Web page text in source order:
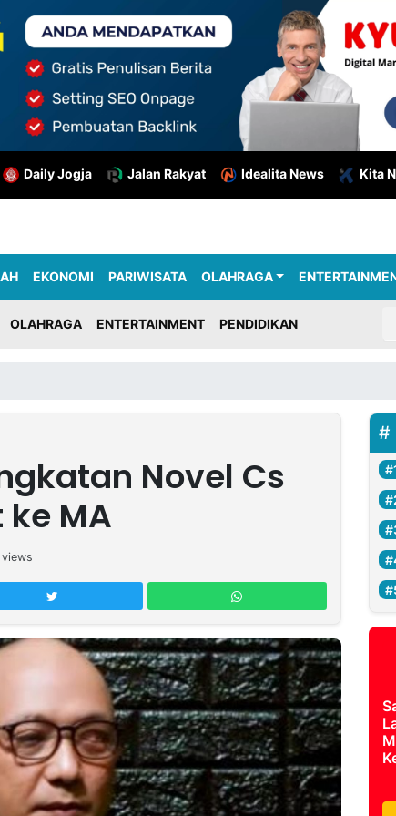
Daily Jogja Jalan Rakyat Idealita News Kita
EKONOMI PARIWISATA OLAHRAGA
OLAHRAGA ENTERTAINMENT PENDIDIKAN
Novel Cs
MA
views